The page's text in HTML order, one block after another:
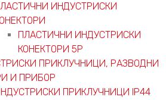
ИНДУСТРИСКИ
ПЛАСТИЧНИ ИНДУСТРИСКИ
КОНЕКТОРИ 5P
ПРИКЛУЧНИЦИ, РАЗВОДНИ
И ПРИБОР
ПРИКЛУЧНИЦИ IP44